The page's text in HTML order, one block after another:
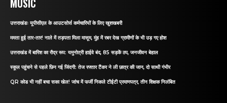
उत्तराखंडः यूपीसीएल के आउटसोर्स कर्मचारियों के लिए खुशखबरी
ममता हुई तार-तार! नाले में तड़पता मिला मासूम, मुंह में रबर देख ग्रामीणों के भी उड़ गए होश
उत्तराखंड में बारिश का रौद्र रूप: यमुनोत्री हाईवे बंद, 85 सड़कें ठप, जनजीवन बेहाल
स्कूल पहुंचने से पहले छिन गई जिंदगी: तेज रफ्तार टैंकर ने ली छात्र की जान, दो साथी गंभीर
QR कोड भी नहीं बचा सका खेल! जांच में फर्जी निकले टीईटी प्रमाणपत्र, तीन शिक्षक निलंबित